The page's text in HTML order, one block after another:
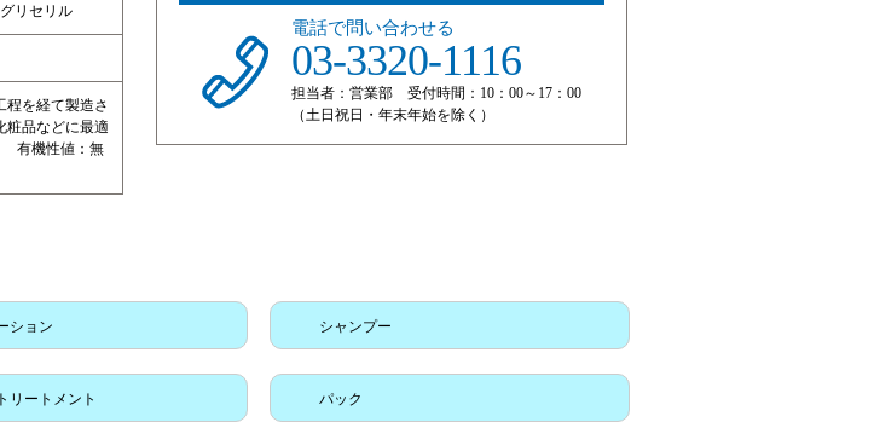
リセリル
程を経て製造さ
粧品などに最適
有機性値：無
電話で問い合わせる
03-3320-1116
担当者：営業部 受付時間：10：00～17：00
（土日祝日・年末年始を除く）
ション シャンプー
リートメント パック